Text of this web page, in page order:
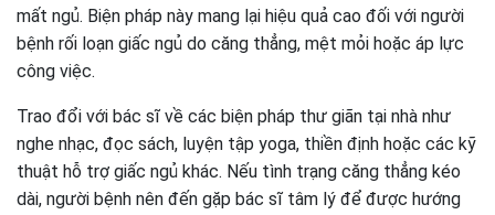
mất ngủ. Biện pháp này mang lại hiệu quả cao đối với người
bệnh rối loạn giấc ngủ do căng thẳng, mệt mỏi hoặc áp lực
công việc.
Trao đổi với bác sĩ về các biện pháp thư giãn tại nhà như
nghe nhạc, đọc sách, luyện tập yoga, thiền định hoặc các kỹ
thuật hỗ trợ giấc ngủ khác. Nếu tình trạng căng thẳng kéo
dài, người bệnh nên đến gặp bác sĩ tâm lý để được hướng